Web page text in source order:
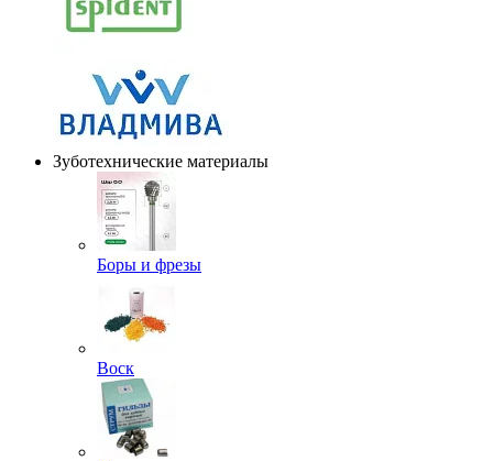
Зуботехнические материалы
Боры и фрезы
Воск